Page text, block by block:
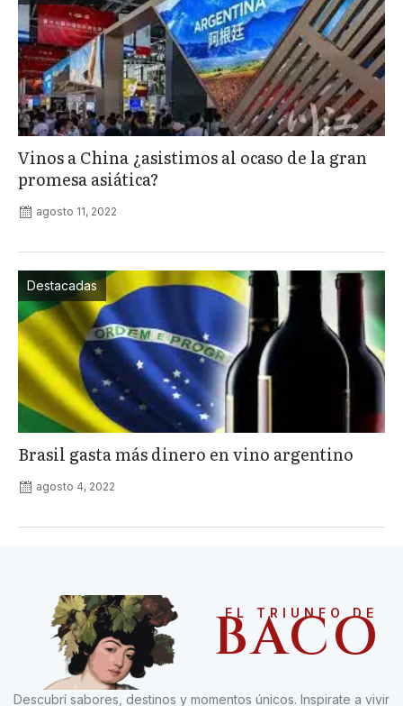
Vinos a China ¿asistimos al ocaso de la gran
promesa asiática?
agosto 11, 2022
Destacadas
Brasil gasta más dinero en vino argentino
agosto 4, 2022
EL TRIUNFO DE
BACO
Descubrí sabores, destinos y momentos únicos. Inspirate a vivir